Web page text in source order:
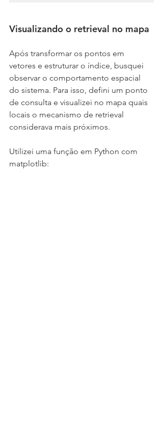
Visualizando o retrieval no mapa
Após transformar os pontos em
vetores e estruturar o índice, busquei
observar o comportamento espacial
do sistema. Para isso, defini um ponto
de consulta e visualizei no mapa quais
locais o mecanismo de retrieval
considerava mais próximos.
Utilizei uma função em Python com
matplotlib: